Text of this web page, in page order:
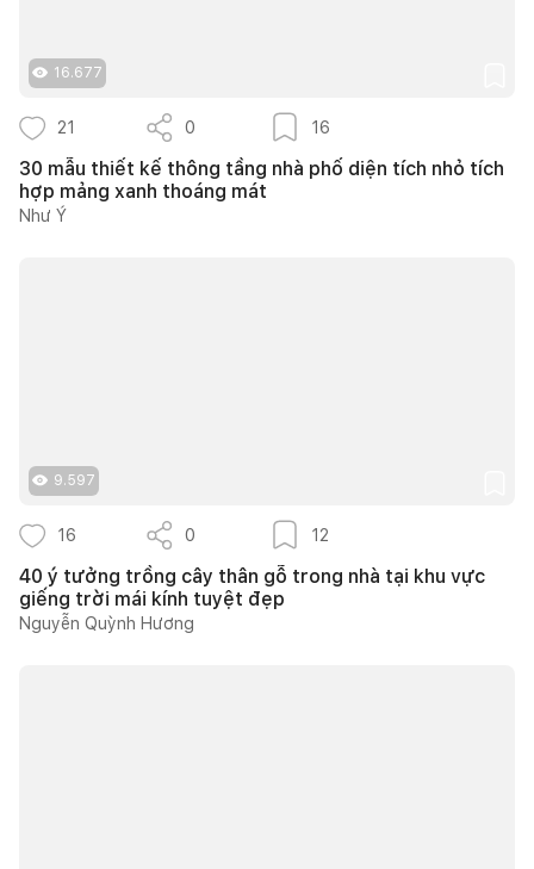
16.677
21 0 16
30 mẫu thiết kế thông tầng nhà phố diện tích nhỏ tích
hợp mảng xanh thoáng mát
Như Ý
9.597
16 0 12
40 ý tưởng trồng cây thân gỗ trong nhà tại khu vực
giếng trời mái kính tuyệt đẹp
Nguyễn Quỳnh Hương